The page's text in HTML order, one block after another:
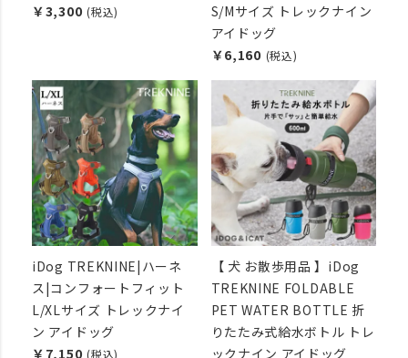
￥3,300 (税込)
S/Mサイズ トレックナイン
アイドッグ
￥6,160 (税込)
iDog TREKNINE|ハーネ
ス|コンフォートフィット
L/XLサイズ トレックナイ
ン アイドッグ
￥7,150 (税込)
【 犬 お散歩用品 】iDog
TREKNINE FOLDABLE
PET WATER BOTTLE 折
りたたみ式給水ボトル トレ
ックナイン アイドッグ